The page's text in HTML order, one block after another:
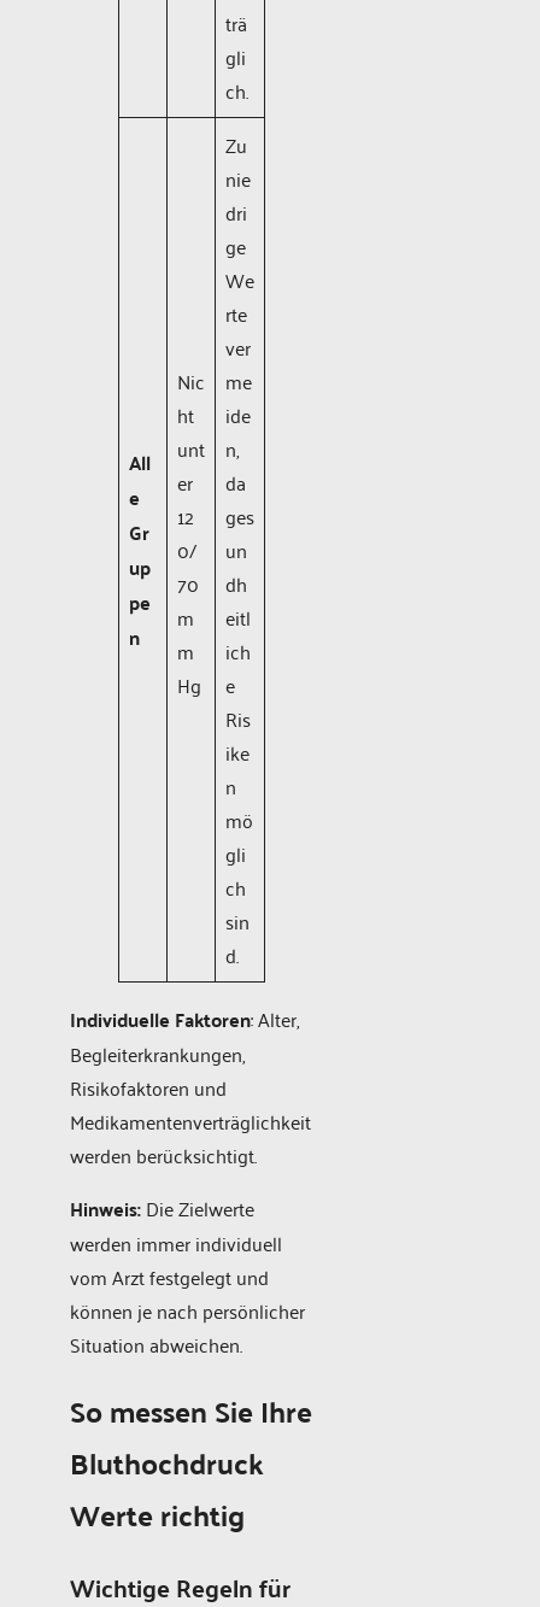
trä
gli
ch.
All
e
Gr
up
pe
n
Nic
ht
unt
er
12
0/
70
m
m
Hg
Zu
nie
dri
ge
We
rte
ver
me
ide
n,
da
ges
un
dh
eitl
ich
e
Ris
ike
n
mö
gli
ch
sin
d.
Individuelle Faktoren: Alter,
Begleiterkrankungen,
Risikofaktoren und
Medikamentenverträglichkeit
werden berücksichtigt.
Hinweis:Die Zielwerte
werden immer individuell
vom Arzt festgelegt und
können je nach persönlicher
Situation abweichen.
So messen Sie Ihre
Bluthochdruck
Werte richtig
Wichtige Regeln für